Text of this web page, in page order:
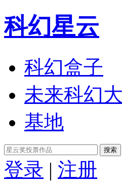
科幻星云
科幻盒子
未来科幻
基地
搜索
登录 | 注册